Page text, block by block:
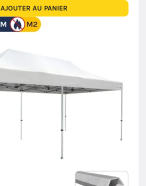
AJOUTER AU PANIER